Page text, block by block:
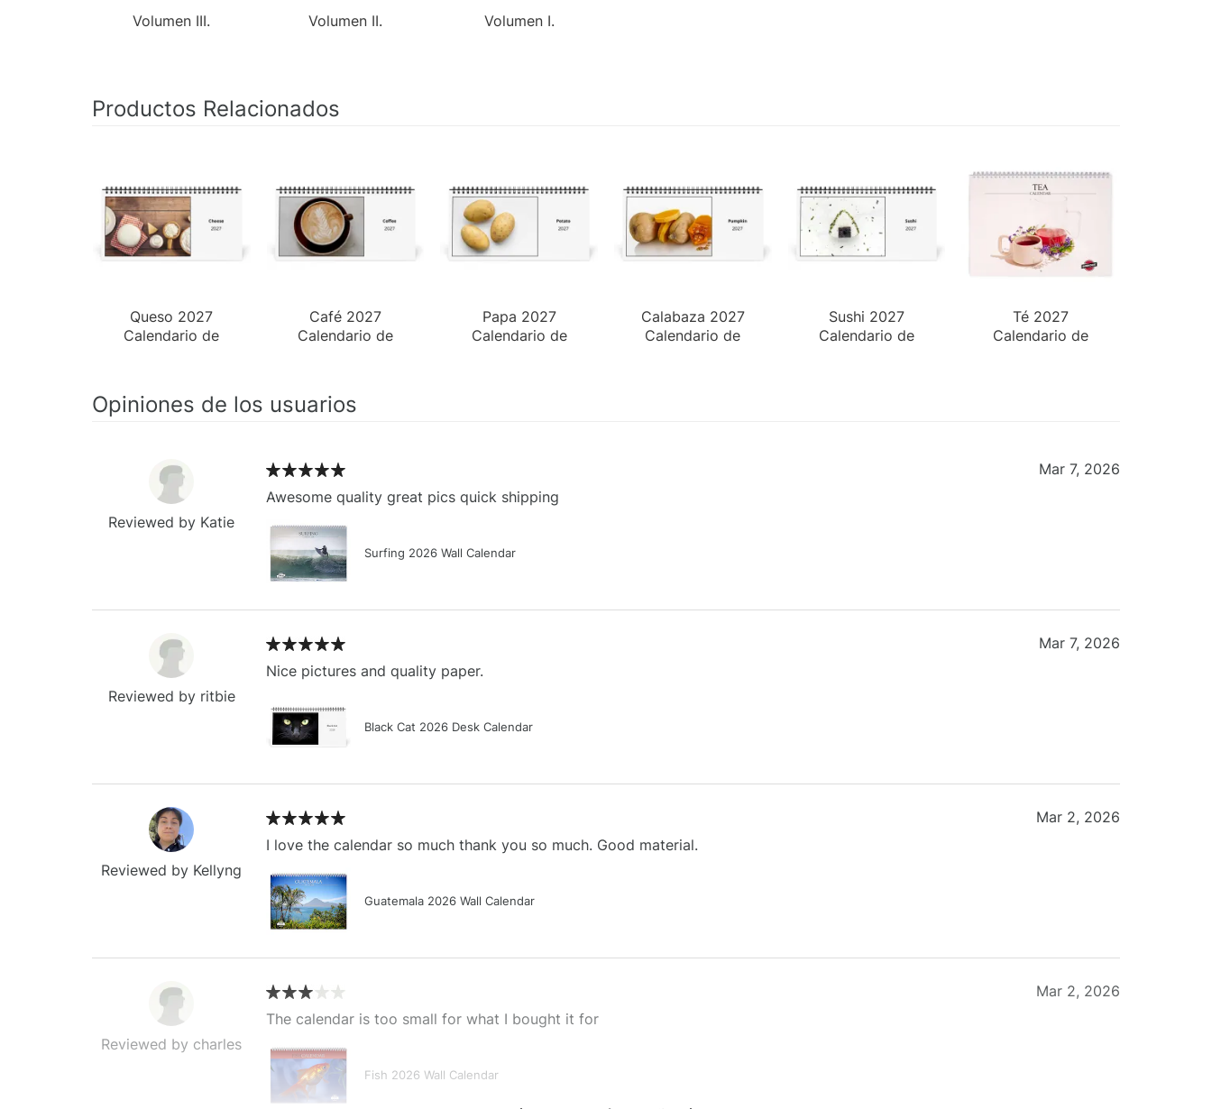
Volumen III. Volumen II. Volumen I.
Productos Relacionados
Queso 2027
Calendario de
Café 2027
Calendario de
Papa 2027
Calendario de
Calabaza 2027
Calendario de
Sushi 2027
Calendario de
Té 2027
Calendario de
Opiniones de los usuarios
Reviewed by Katie
Awesome quality great pics quick shipping
Surfing 2026 Wall Calendar
Mar 7, 2026
Reviewed by ritbie
Nice pictures and quality paper.
Black Cat 2026 Desk Calendar
Mar 7, 2026
Reviewed by Kellyng
I love the calendar so much thank you so much. Good material.
Guatemala 2026 Wall Calendar
Mar 2, 2026
Reviewed by charles
The calendar is too small for what I bought it for
Fish 2026 Wall Calendar
Mar 2, 2026